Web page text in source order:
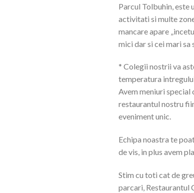
Parcul Tolbuhin, este
activitati si multe
mancare apare
mici dar si cei mari sa
* Colegii nostrii va
temperatura
Avem meniuri special
restaurantul nostru
eveniment unic.
Echipa noastra te
de vis, in plus avem
Stim cu toti cat de
parcari, Restaurantul